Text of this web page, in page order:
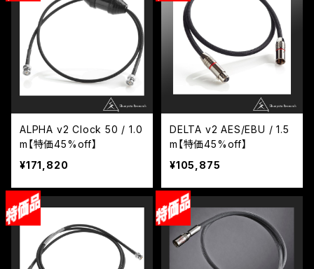
ALPHA v2 Clock 50 / 1.0
m【特価45%off】
¥171,820
DELTA v2 AES/EBU / 1.5
m【特価45%off】
¥105,875